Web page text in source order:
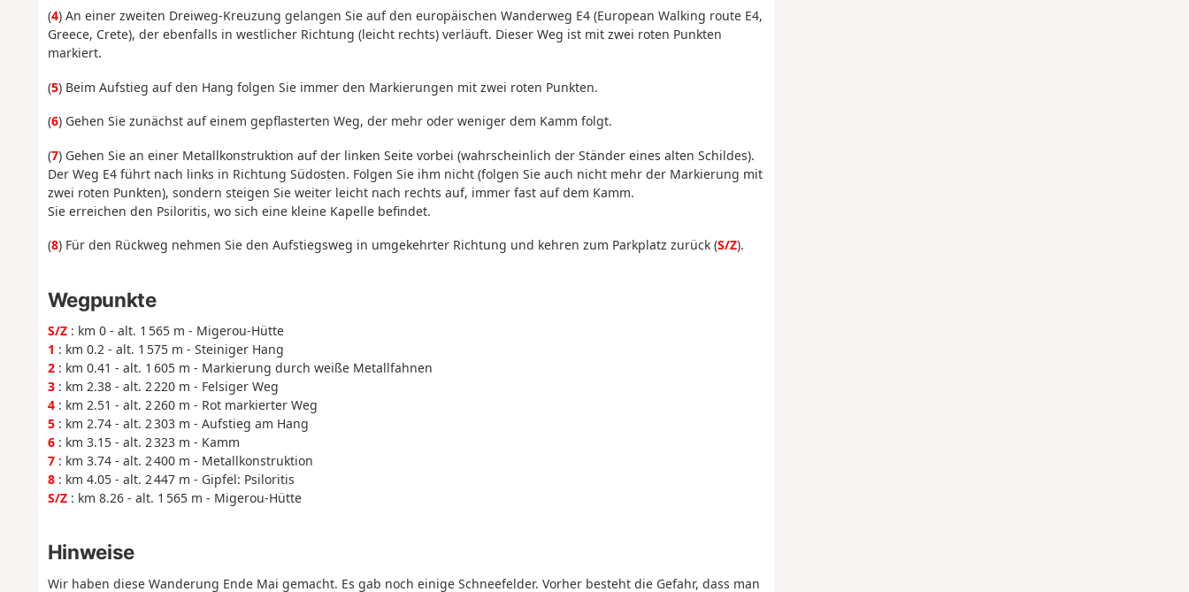
(4) An einer zweiten Dreiweg-Kreuzung gelangen Sie auf den europäischen Wanderweg E4 (European Walking route E4,
Greece, Crete), der ebenfalls in westlicher Richtung (leicht rechts) verläuft. Dieser Weg ist mit zwei roten Punkten
markiert.
(5) Beim Aufstieg auf den Hang folgen Sie immer den Markierungen mit zwei roten Punkten.
(6) Gehen Sie zunächst auf einem gepflasterten Weg, der mehr oder weniger dem Kamm folgt.
(7) Gehen Sie an einer Metallkonstruktion auf der linken Seite vorbei (wahrscheinlich der Ständer eines alten Schildes).
Der Weg E4 führt nach links in Richtung Südosten. Folgen Sie ihm nicht (folgen Sie auch nicht mehr der Markierung mit
zwei roten Punkten), sondern steigen Sie weiter leicht nach rechts auf, immer fast auf dem Kamm.
Sie erreichen den Psiloritis, wo sich eine kleine Kapelle befindet.
(8) Für den Rückweg nehmen Sie den Aufstiegsweg in umgekehrter Richtung und kehren zum Parkplatz zurück (S/Z).
Wegpunkte
S/Z: km 0 - alt. 1 565 m - Migerou-Hütte
1 : km 0.2 - alt. 1 575 m - Steiniger Hang
2: km 0.41 - alt. 1 605 m - Markierung durch weiße Metallfahnen
3: km 2.38 - alt. 2 220 m - Felsiger Weg
4: km 2.51 - alt. 2 260 m - Rot markierter Weg
5: km 2.74 - alt. 2 303 m - Aufstieg am Hang
6: km 3.15 - alt. 2 323 m - Kamm
7: km 3.74 - alt. 2 400 m - Metallkonstruktion
8: km 4.05 - alt. 2 447 m - Gipfel: Psiloritis
S/Z: km 8.26 - alt. 1 565 m - Migerou-Hütte
Hinweise
Wir haben diese Wanderung Ende Mai gemacht. Es gab noch einige Schneefelder. Vorher besteht die Gefahr, dass man